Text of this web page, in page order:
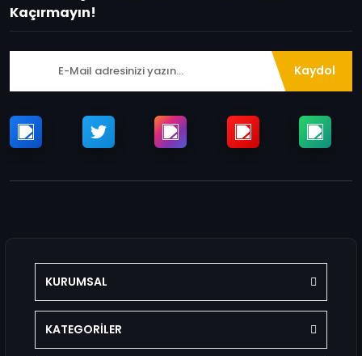
Kaçırmayın!
Kaydol
KURUMSAL
KATEGORİLER